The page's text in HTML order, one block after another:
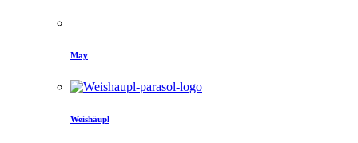
May
Weishäupl